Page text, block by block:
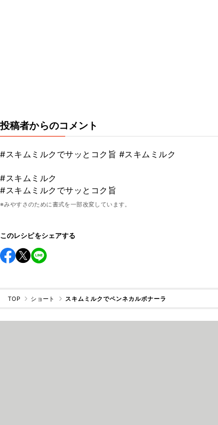
投稿者からのコメント
#スキムミルクでサッとコク旨 #スキムミルク
#スキムミルク
#スキムミルクでサッとコク旨
※みやすさのために書式を一部改変しています。
このレシピをシェアする
TOP ショート スキムミルクでペンネカルボナーラ